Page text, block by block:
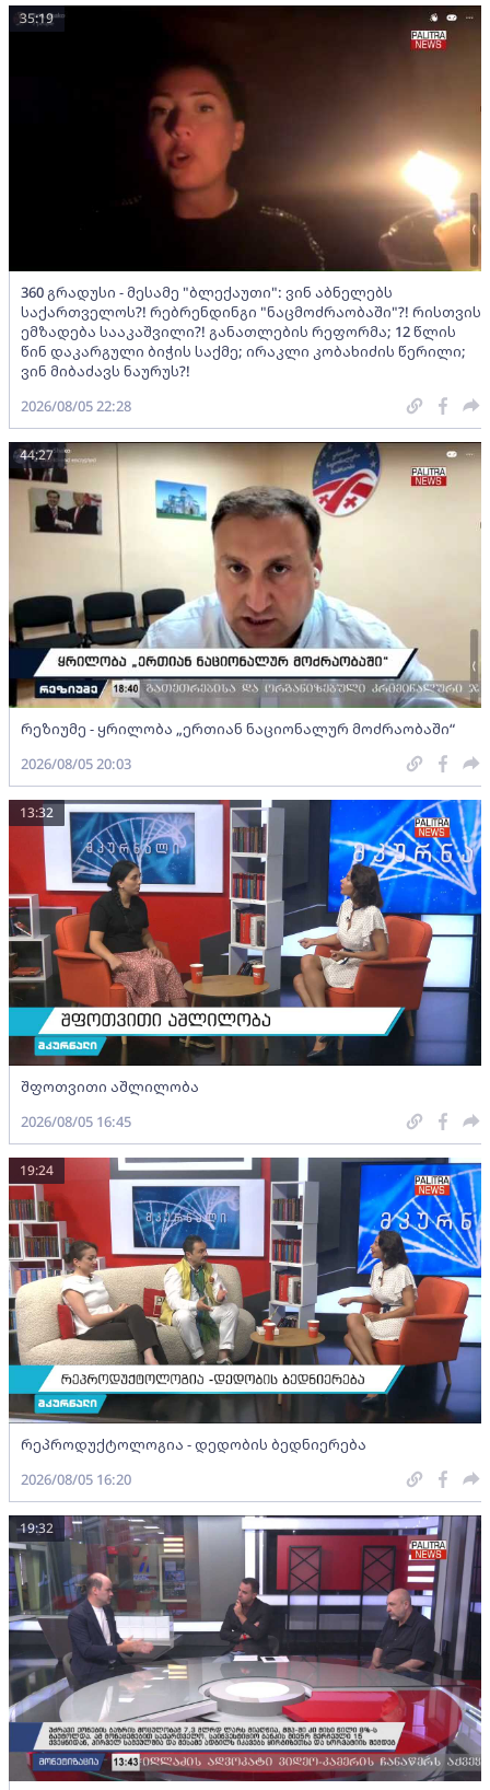
360 გრადუსი - მესამე "ბლექაუთი": ვინ აბნელებს
საქართველოს?! რებრენდინგი "ნაცმოძრაობაში"?! რისთვის
ემზადება სააკაშვილი?! განათლების რეფორმა; 12 წლის
წინ დაკარგული ბიჭის საქმე; ირაკლი კობახიძის წერილი;
ვინ მიბაძავს ნაურუს?!
35:19
2026/08/05 22:28
რეზიუმე - ყრილობა „ერთიან ნაციონალურ მოძრაობაში“
44:27
2026/08/05 20:03
შფოთვითი აშლილობა
13:32
2026/08/05 16:45
რეპროდუქტოლოგია - დედობის ბედნიერება
19:24
2026/08/05 16:20
19:32